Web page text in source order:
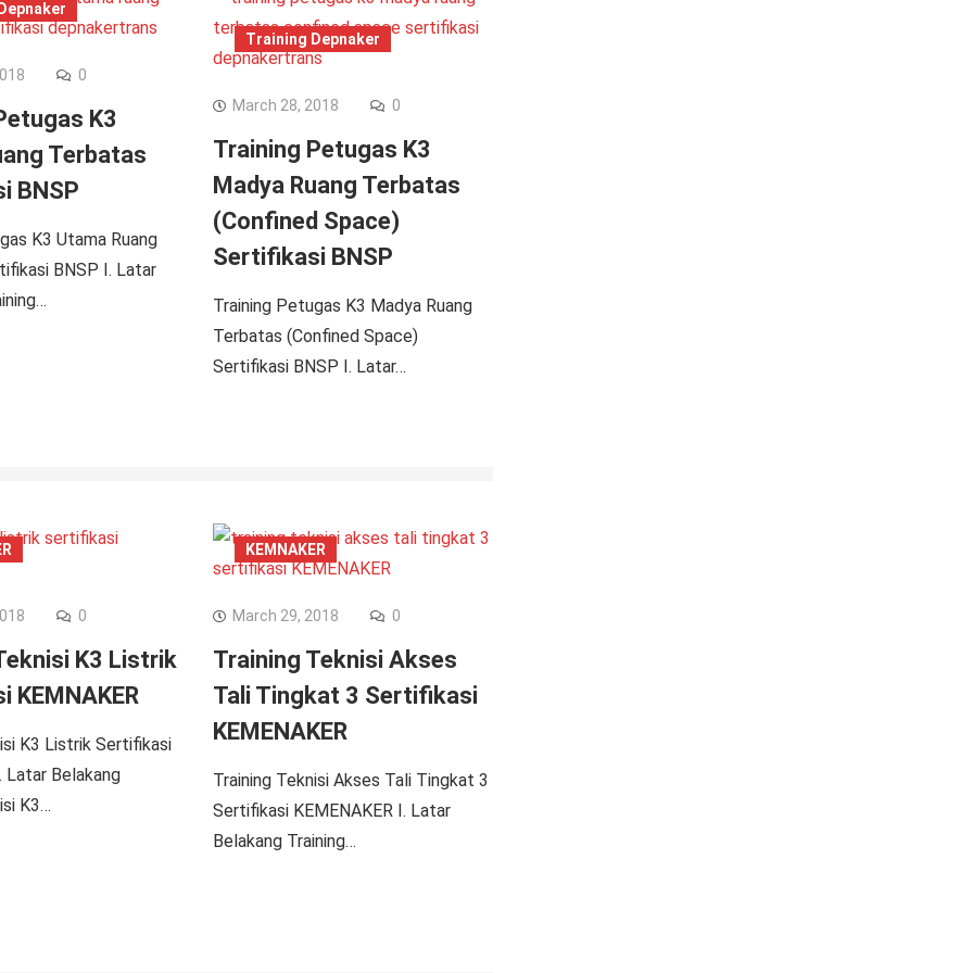
0
K3
Terbatas
BNSP
K3 Utama Ruang
BNSP I. Latar
Training Depnaker
March 28, 2018 0
Training Petugas K3
Madya Ruang Terbatas
(Confined Space)
Sertifikasi BNSP
Training Petugas K3 Madya Ruang
Terbatas (Confined Space)
Sertifikasi BNSP I. Latar…
0
K3 Listrik
KEMNAKER
K3 Listrik Sertifikasi
Latar Belakang
K3…
KEMNAKER
March 29, 2018 0
Training Teknisi Akses
Tali Tingkat 3 Sertifikasi
KEMENAKER
Training Teknisi Akses Tali Tingkat 3
Sertifikasi KEMENAKER I. Latar
Belakang Training…